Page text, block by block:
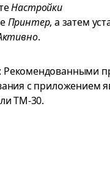
Настройки
Принтер, а затем
.
: Рекомендованными
с приложением
TM-30.